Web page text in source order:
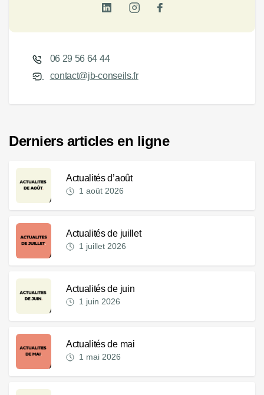
06 29 56 64 44
contact@jb-conseils.fr
Derniers articles en ligne
Actualités d’août
1 août 2026
Actualités de juillet
1 juillet 2026
Actualités de juin
1 juin 2026
Actualités de mai
1 mai 2026